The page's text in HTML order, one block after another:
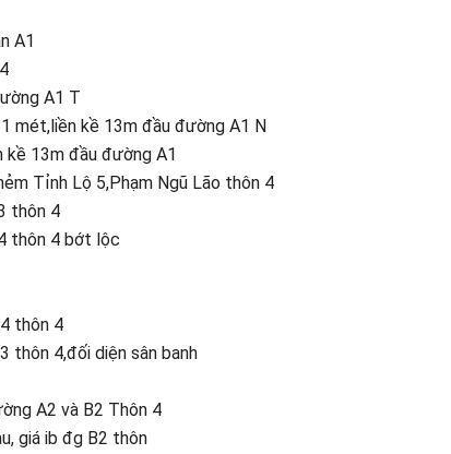
A1
A1 T
mét,liền kề 13m đầu đường A1 N
kề 13m đầu đường A1
Tỉnh Lộ 5,Phạm Ngũ Lão thôn 4
thôn 4
thôn 4 bớt lộc
thôn 4
thôn 4,đối diện sân banh
A2 và B2 Thôn 4
giá ib đg B2 thôn